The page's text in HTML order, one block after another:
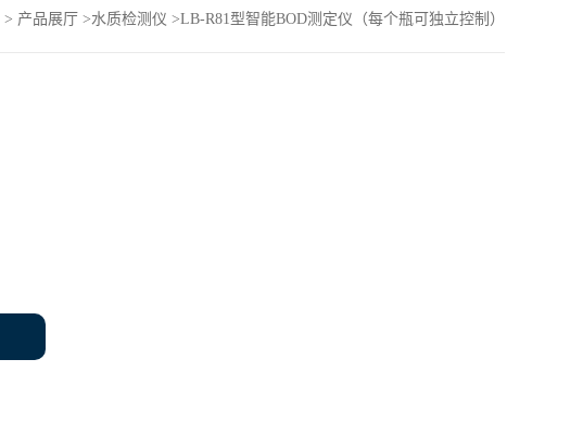
> 产品展厅 >水质检测仪 >LB-R81型智能BOD测定仪（每个瓶可独立控制）